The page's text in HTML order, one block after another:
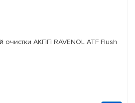
очистки АКПП RAVENOL ATF Flush